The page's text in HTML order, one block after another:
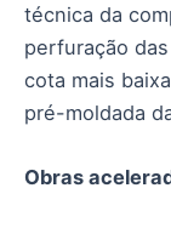
técnica da
perfuração
cota mais
pré-moldada
Obras